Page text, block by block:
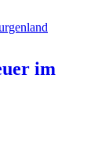
im